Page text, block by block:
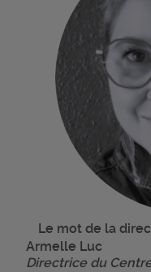
Le mot de la
Armelle Luc
Directrice du